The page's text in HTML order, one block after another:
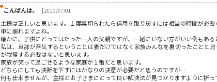
こんばんは。
| 2010/07/01
主様は正しいと思います。１度裏切られたら信用を取り戻すには相当の時間が必
単に崩れますよね。
確かに、子供にとってはたった一人の父親ですが、一緒にいない方がいい例もあ
私は、旦那が浮気するということは妻だけではなく家族みんなを裏切ったことと
が我慢する必要はないと思います。
家族が笑って過ごせるような家庭が１番だと思います。
どちらにしても決断を下すにはかなりの決意が必要だと思うのですが…
何も出来ませんが、主様とお子さまにとって良い解決法が見つかりますように祈っ